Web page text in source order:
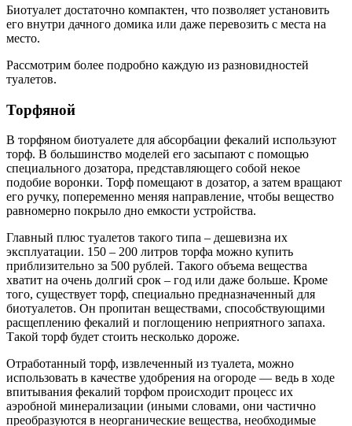
Биотуалет достаточно компактен, что позволяет установить
его внутри дачного домика или даже перевозить с места на
место.
Рассмотрим более подробно каждую из разновидностей
туалетов.
Торфяной
В торфяном биотуалете для абсорбации фекалий используют
торф. В большинство моделей его засыпают с помощью
специального дозатора, представляющего собой некое
подобие воронки. Торф помещают в дозатор, а затем вращают
его ручку, попеременно меняя направление, чтобы вещество
равномерно покрыло дно емкости устройства.
Главный плюс туалетов такого типа – дешевизна их
эксплуатации. 150 – 200 литров торфа можно купить
приблизительно за 500 рублей. Такого объема вещества
хватит на очень долгий срок – год или даже больше. Кроме
того, существует торф, специально предназначенный для
биотуалетов. Он пропитан веществами, способствующими
расщеплению фекалий и поглощению неприятного запаха.
Такой торф будет стоить несколько дороже.
Отработанный торф, извлеченный из туалета, можно
использовать в качестве удобрения на огороде — ведь в ходе
впитывания фекалий торфом происходит процесс их
аэробной минерализации (иными словами, они частично
преобразуются в неорганические вещества, необходимые